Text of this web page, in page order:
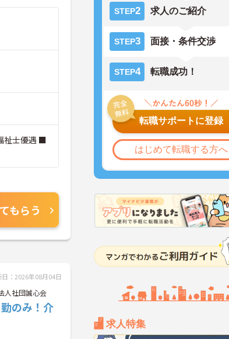
STEP2 求人のご紹介
STEP3 面接・条件交渉
STEP4 転職成功！
転職サポートに登録
はじめて転職する方へ
求人特集
祉士優遇 ■
もらう
日：2026年08月04日
人社団誠心会
のみ！介